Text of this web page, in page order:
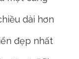
dài hơn
đẹp nhất